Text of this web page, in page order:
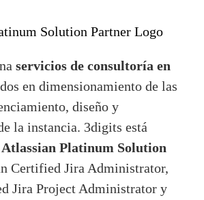
Solution Partner Logo
servicios de consultoría en
en dimensionamiento de las
diseño y
la instancia. 3digits está
Atlassian Platinum Solution
Certified Jira Administrator,
Jira Project Administrator y